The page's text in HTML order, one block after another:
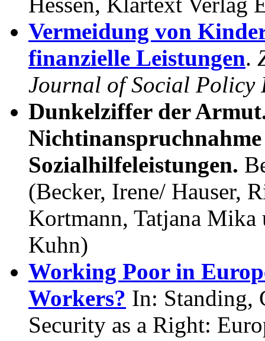
Vermeidung von
finanzielle Leistungen.
Journal of Social Policy
Dunkelziffer der
Nichtinanspruchnahme
Sozialhilfeleistungen.
(Becker, Irene/ Hauser,
Kortmann, Tatjana Mika
Kuhn)
Working Poor in
Workers? In: Standing,
Security as a Right: